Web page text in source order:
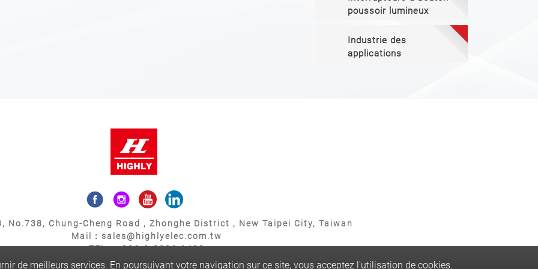
poussoir lumineux
Industrie des
applications
de meilleurs services. En poursuivant votre navigation sur ce site, vous acceptez l'utilisation de cookies.
No.738, Chung-Cheng Road , Zhonghe District , New Taipei City, Taiwan
Mail：sales@highlyelec.com.tw
TEL：+886-2-8226-1490
FAX：+886-2-8226-1600